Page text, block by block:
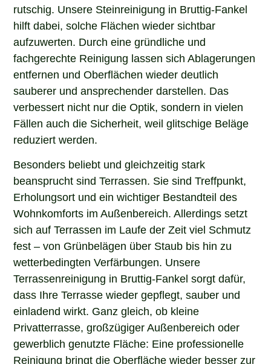
rutschig. Unsere Steinreinigung in Bruttig-Fankel
hilft dabei, solche Flächen wieder sichtbar
aufzuwerten. Durch eine gründliche und
fachgerechte Reinigung lassen sich Ablagerungen
entfernen und Oberflächen wieder deutlich
sauberer und ansprechender darstellen. Das
verbessert nicht nur die Optik, sondern in vielen
Fällen auch die Sicherheit, weil glitschige Beläge
reduziert werden.
Besonders beliebt und gleichzeitig stark
beansprucht sind Terrassen. Sie sind Treffpunkt,
Erholungsort und ein wichtiger Bestandteil des
Wohnkomforts im Außenbereich. Allerdings setzt
sich auf Terrassen im Laufe der Zeit viel Schmutz
fest – von Grünbelägen über Staub bis hin zu
wetterbedingten Verfärbungen. Unsere
Terrassenreinigung in Bruttig-Fankel sorgt dafür,
dass Ihre Terrasse wieder gepflegt, sauber und
einladend wirkt. Ganz gleich, ob kleine
Privatterrasse, großzügiger Außenbereich oder
gewerblich genutzte Fläche: Eine professionelle
Reinigung bringt die Oberfläche wieder besser zur